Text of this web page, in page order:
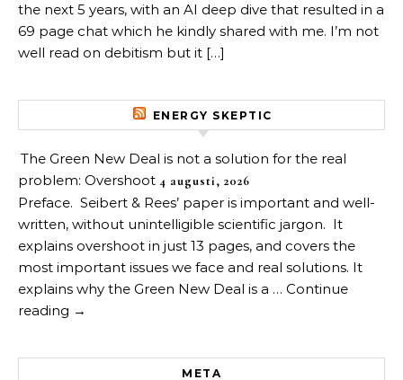
the next 5 years, with an AI deep dive that resulted in a
69 page chat which he kindly shared with me. I’m not
well read on debitism but it […]
ENERGY SKEPTIC
The Green New Deal is not a solution for the real
problem: Overshoot 4 augusti, 2026
Preface. Seibert & Rees’ paper is important and well-
written, without unintelligible scientific jargon. It
explains overshoot in just 13 pages, and covers the
most important issues we face and real solutions. It
explains why the Green New Deal is a … Continue
reading →
META